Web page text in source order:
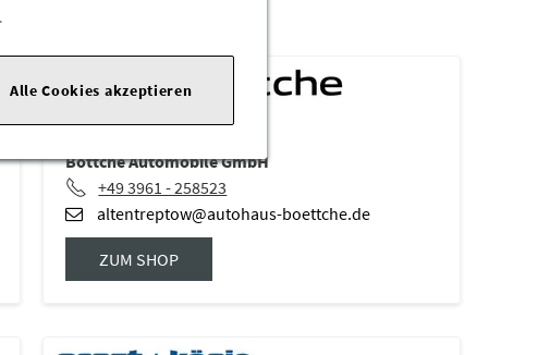
Böttche Automobile GmbH
+49 3961 - 258523
altentreptow@autohaus-boettche.de
ZUM SHOP
.
Alle Cookies akzeptieren